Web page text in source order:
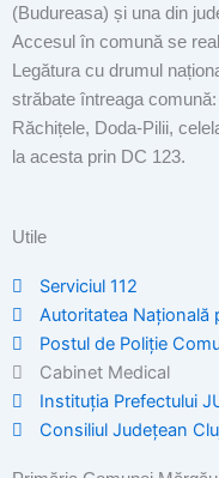
(Budureasa) și una din
Accesul în comună se
Legătura cu drumul
străbate întreaga
Răchițele, Doda-Pilii,
la acesta prin DC 123.
Utile
Serviciul 112
Autoritatea Națională
Postul de Poliţie
Cabinet Medical
Instituția Prefectului
Consiliul Județean